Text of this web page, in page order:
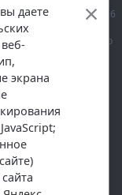
29»,
© 2016–2026
«Агентство
массовой
Федеральной
технологий
материалов
материалов без
даете
экрана